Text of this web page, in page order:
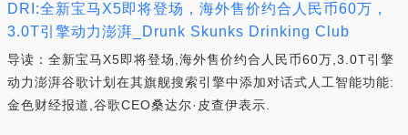
DRI:全新宝马X5即将登场，海外售价约合人民币60万，
3.0T引擎动力澎湃_Drunk Skunks Drinking Club
导读：全新宝马X5即将登场,海外售价约合人民币60万,3.0T引擎
动力澎湃谷歌计划在其旗舰搜索引擎中添加对话式人工智能功能:
金色财经报道,谷歌CEO桑达尔·皮查伊表示.